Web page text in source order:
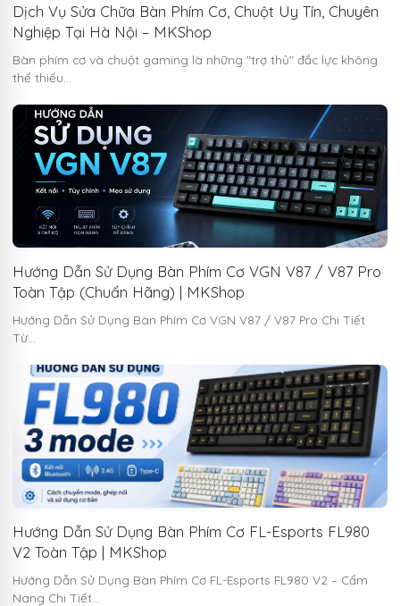
Dịch Vụ Sửa Chữa Bàn Phím Cơ, Chuột Uy Tín, Chuyên
Nghiệp Tại Hà Nội – MKShop
Bàn phím cơ và chuột gaming là những "trợ thủ" đắc lực không
thể thiếu…
Hướng Dẫn Sử Dụng Bàn Phím Cơ VGN V87 / V87 Pro
Toàn Tập (Chuẩn Hãng) | MKShop
Hướng Dẫn Sử Dụng Bàn Phím Cơ VGN V87 / V87 Pro Chi Tiết
Từ…
Hướng Dẫn Sử Dụng Bàn Phím Cơ FL-Esports FL980
V2 Toàn Tập | MKShop
Hướng Dẫn Sử Dụng Bàn Phím Cơ FL-Esports FL980 V2 – Cẩm
Nang Chi Tiết…